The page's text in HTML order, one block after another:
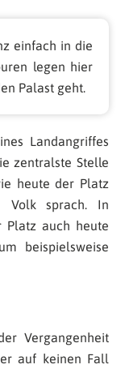
einfach in die
legen hier
Palast geht.
Landangriffes
zentralste Stelle
heute der Platz
Volk sprach. In
Platz auch heute
beispielsweise
Vergangenheit
auf keinen Fall